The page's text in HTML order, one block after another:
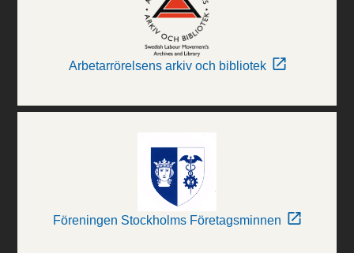
Arbetarrörelsens arkiv och bibliotek
Föreningen Stockholms Företagsminnen